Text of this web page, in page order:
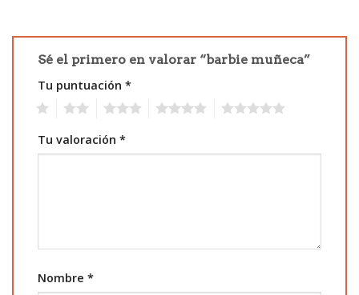
Sé el primero en valorar “barbie muñeca”
Tu puntuación *
Tu valoración *
Nombre *